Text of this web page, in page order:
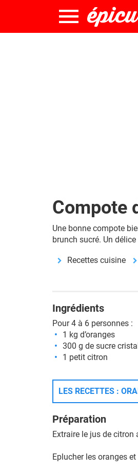
Compote
Une bonne compote
brunch sucré. Un
Recettes cuisine
Ingrédients
Pour 4 à 6 personnes :
1 kg d’oranges
300 g de sucre
1 petit citron
LES RECETTES :
Préparation
Extraire le jus de citron
Eplucher les oranges